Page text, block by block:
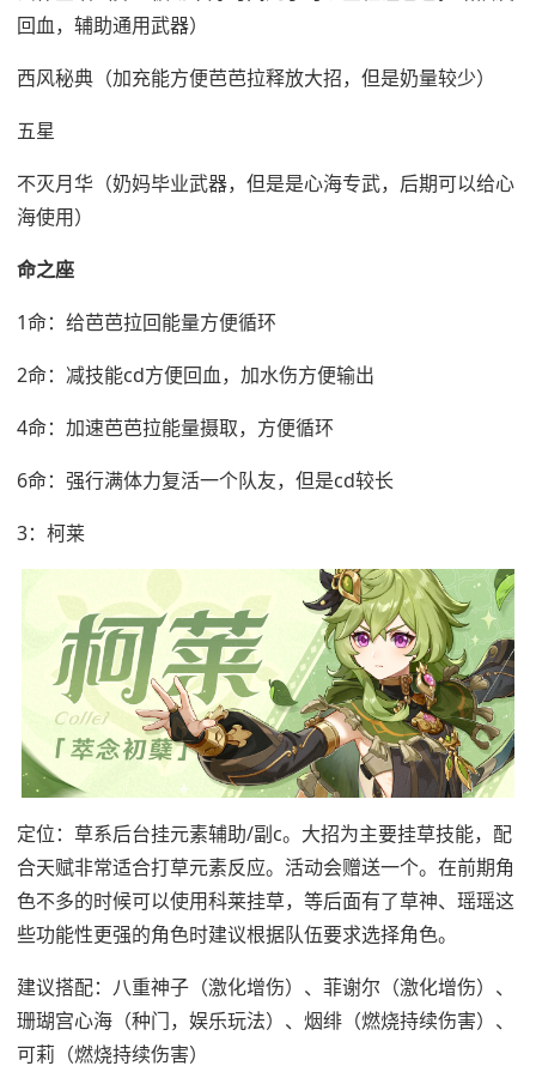
回血，辅助通用武器）
西风秘典（加充能方便芭芭拉释放大招，但是奶量较少）
五星
不灭月华（奶妈毕业武器，但是是心海专武，后期可以给心
海使用）
命之座
1命：给芭芭拉回能量方便循环
2命：减技能cd方便回血，加水伤方便输出
4命：加速芭芭拉能量摄取，方便循环
6命：强行满体力复活一个队友，但是cd较长
3：柯莱
定位：草系后台挂元素辅助/副c。大招为主要挂草技能，配
合天赋非常适合打草元素反应。活动会赠送一个。在前期角
色不多的时候可以使用科莱挂草，等后面有了草神、瑶瑶这
些功能性更强的角色时建议根据队伍要求选择角色。
建议搭配：八重神子（激化增伤）、菲谢尔（激化增伤）、
珊瑚宫心海（种门，娱乐玩法）、烟绯（燃烧持续伤害）、
可莉（燃烧持续伤害）